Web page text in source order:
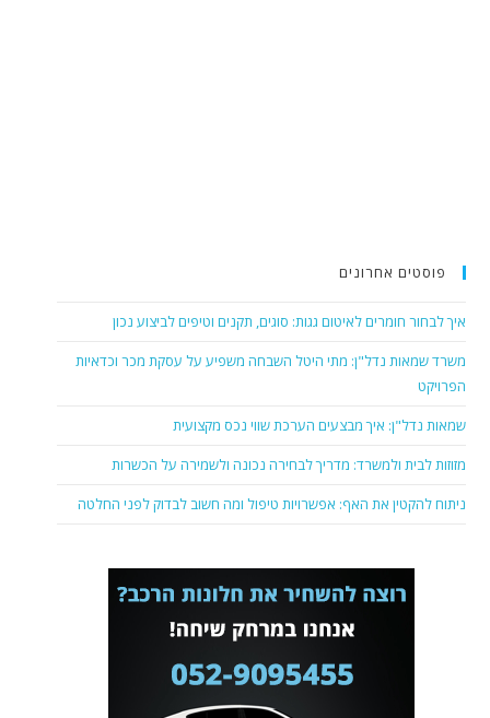
פוסטים אחרונים
איך לבחור חומרים לאיטום גגות: סוגים, תקנים וטיפים לביצוע נכון
משרד שמאות נדל"ן: מתי היטל השבחה משפיע על עסקת מכר וכדאיות
הפרויקט
שמאות נדל"ן: איך מבצעים הערכת שווי נכס מקצועית
מזוזות לבית ולמשרד: מדריך לבחירה נכונה ולשמירה על הכשרות
ניתוח להקטין את האף: אפשרויות טיפול ומה חשוב לבדוק לפני החלטה